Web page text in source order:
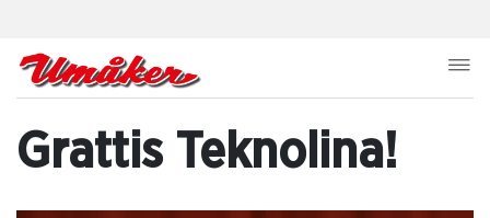
Grattis Teknolina!